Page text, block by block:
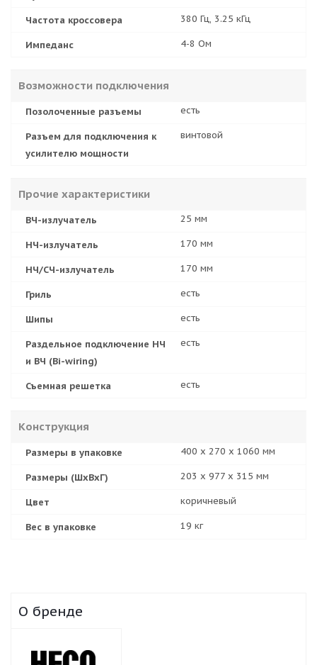
Частота кроссовера 380 Гц, 3.25 кГц
Импеданс 4-8 Ом
Возможности подключения
Позолоченные разъемы есть
Разъем для подключения к
усилителю мощности
винтовой
Прочие характеристики
ВЧ-излучатель 25 мм
НЧ-излучатель 170 мм
НЧ/СЧ-излучатель 170 мм
Гриль есть
Шипы есть
Раздельное подключение НЧ
и ВЧ (Bi-wiring)
есть
Съемная решетка есть
Конструкция
Размеры в упаковке 400 х 270 х 1060 мм
Размеры (ШхВхГ) 203 x 977 x 315 мм
Цвет коричневый
Вес в упаковке 19 кг
О бренде